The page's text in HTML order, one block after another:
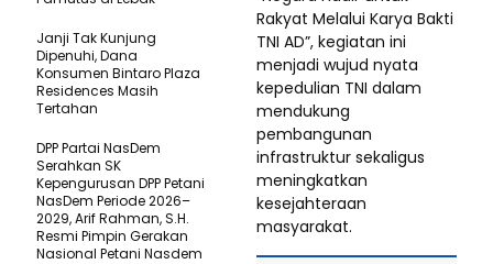
Rakyat Melalui Karya Bakti
TNI AD”, kegiatan ini
menjadi wujud nyata
kepedulian TNI dalam
mendukung
pembangunan
infrastruktur sekaligus
meningkatkan
kesejahteraan
masyarakat.
Janji Tak Kunjung
Dipenuhi, Dana
Konsumen Bintaro Plaza
Residences Masih
Tertahan
DPP Partai NasDem
Serahkan SK
Kepengurusan DPP Petani
NasDem Periode 2026–
2029, Arif Rahman, S.H.
Resmi Pimpin Gerakan
Nasional Petani Nasdem